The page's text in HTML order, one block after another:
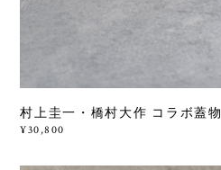
村上圭一・橋村大作 コラボ蓋物
¥30,800